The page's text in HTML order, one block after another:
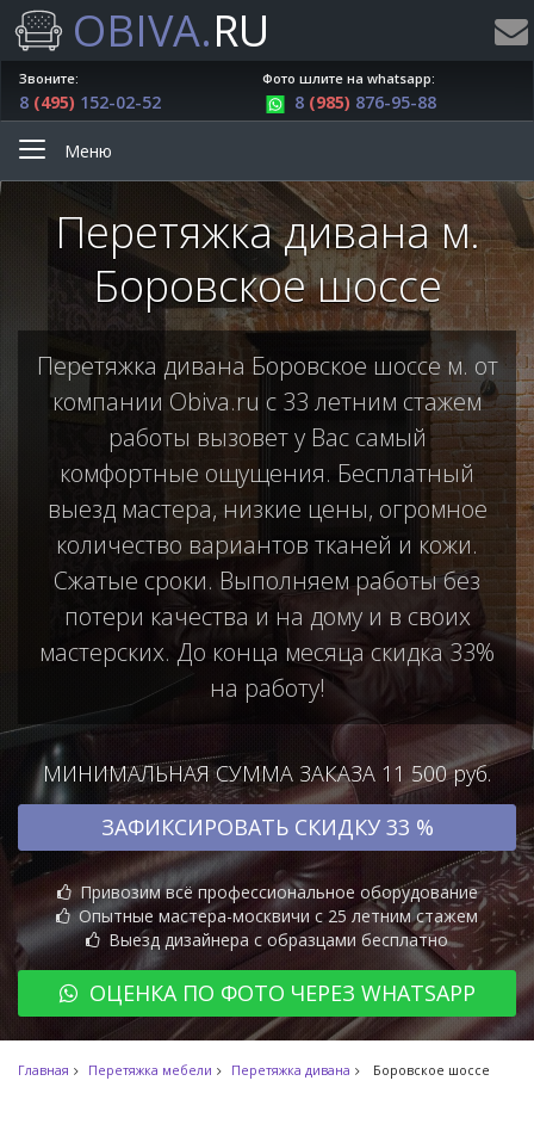
OBIVA.RU
Звоните:
8 (495) 152-02-52
Фото шлите на whatsapp:
8 (985) 876-95-88
Меню
Перетяжка дивана м.
Боровское шоссе
Перетяжка дивана Боровское шоссе м. от
компании Obiva.ru с 33 летним стажем
работы вызовет у Вас самый
комфортные ощущения. Бесплатный
выезд мастера, низкие цены, огромное
количество вариантов тканей и кожи.
Сжатые сроки. Выполняем работы без
потери качества и на дому и в своих
мастерских. До конца месяца скидка 33%
на работу!
МИНИМАЛЬНАЯ СУММА ЗАКАЗА 11 500 руб.
ЗАФИКСИРОВАТЬ СКИДКУ 33 %
Привозим всё профессиональное оборудование
Опытные мастера-москвичи с 25 летним стажем
Выезд дизайнера с образцами бесплатно
ОЦЕНКА ПО ФОТО ЧЕРЕЗ WHATSAPP
Главная Перетяжка мебели Перетяжка дивана Боровское шоссе